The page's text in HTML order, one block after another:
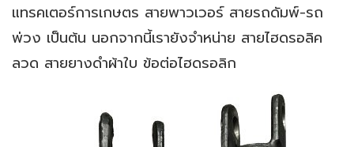
แทรคเตอร์การเกษตร สายพาวเวอร์ สายรถดัมพ์-รถ
พ่วง เป็นต้น นอกจากนี้เรายังจำหน่าย สายไฮดรอลิค
ลวด สายยางดำผ้าใบ ข้อต่อไฮดรอลิก